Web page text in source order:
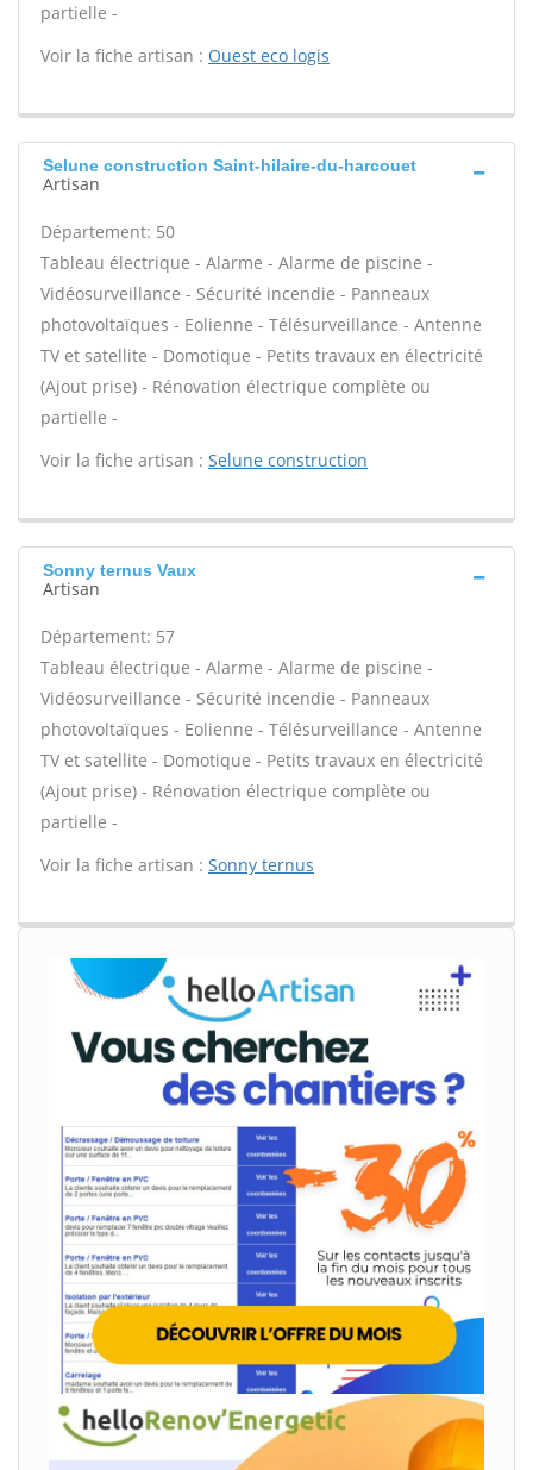
partielle -
Voir la fiche artisan : Ouest eco logis
Selune construction Saint-hilaire-du-harcouet
Artisan
Département: 50
Tableau électrique - Alarme - Alarme de piscine -
Vidéosurveillance - Sécurité incendie - Panneaux
photovoltaïques - Eolienne - Télésurveillance - Antenne
TV et satellite - Domotique - Petits travaux en électricité
(Ajout prise) - Rénovation électrique complète ou
partielle -
Voir la fiche artisan : Selune construction
Sonny ternus Vaux
Artisan
Département: 57
Tableau électrique - Alarme - Alarme de piscine -
Vidéosurveillance - Sécurité incendie - Panneaux
photovoltaïques - Eolienne - Télésurveillance - Antenne
TV et satellite - Domotique - Petits travaux en électricité
(Ajout prise) - Rénovation électrique complète ou
partielle -
Voir la fiche artisan : Sonny ternus